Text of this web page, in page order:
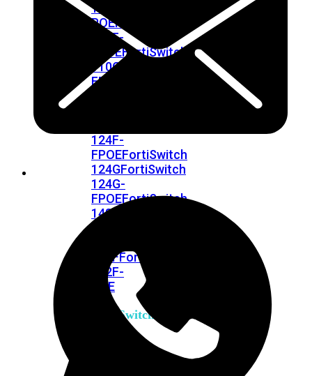
108F-
POEFortiSwitch
108F-
FPOEFortiSwitch
110G-
FPOE
124F-
FPOEFortiSwitch
124GFortiSwitch
124G-
FPOEFortiSwitch
148F
108FFortiSwitchRugged
112F-
POE
FortiSwitch